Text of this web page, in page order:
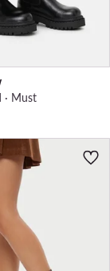
· Must